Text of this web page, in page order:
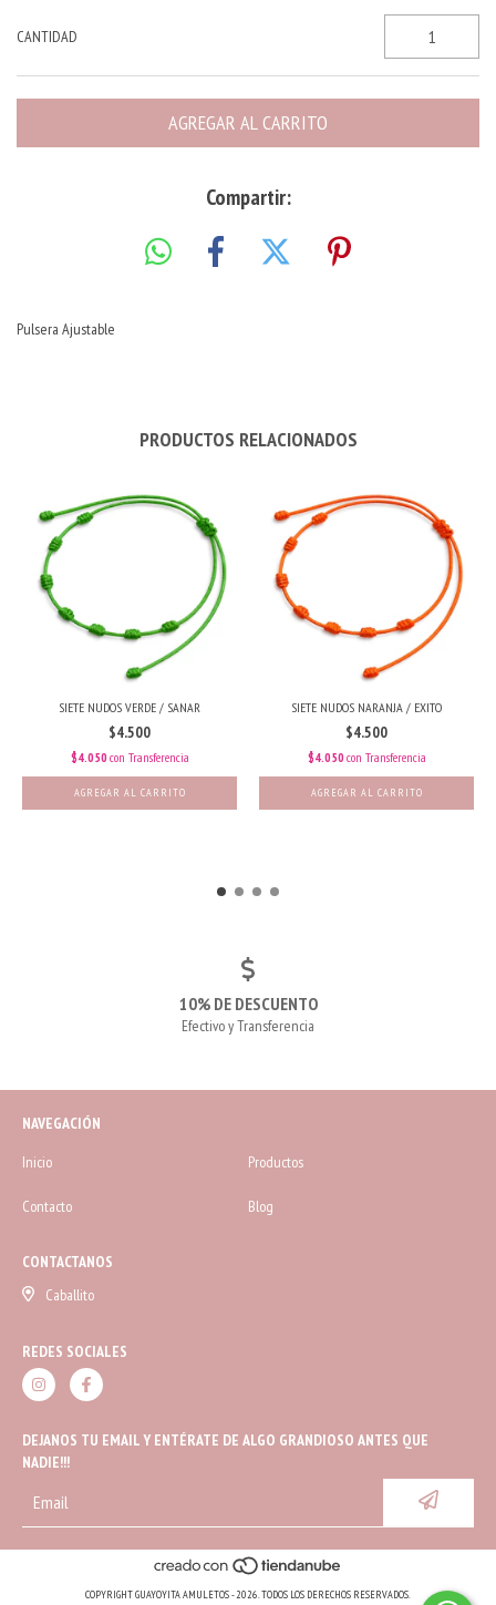
CANTIDAD
Compartir:
Pulsera Ajustable
PRODUCTOS RELACIONADOS
SIETE NUDOS VERDE / SANAR
$4.500
$4.050con Transferencia
SIETE NUDOS NARANJA / EXITO
$4.500
$4.050con Transferencia
10% DE DESCUENTO
Efectivo y Transferencia
NAVEGACIÓN
Inicio
Productos
Contacto Blog
CONTACTANOS
Caballito
REDES SOCIALES
DEJANOS TU EMAIL Y ENTÉRATE DE ALGO GRANDIOSO ANTES QUE
NADIE!!!
COPYRIGHT GUAYOYITA AMULETOS - 2026. TODOS LOS DERECHOS RESERVADOS.